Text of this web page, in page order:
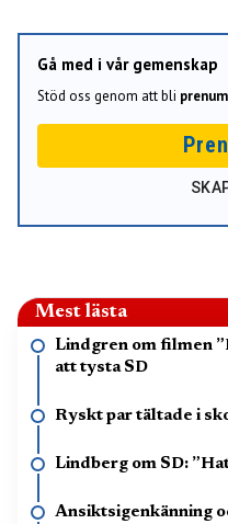
Gå med i vår gemenskap
Stöd oss genom att bli
Mest lästa
Lindgren om filmen
att tysta SD
Ryskt par tältade i
Lindberg om SD:
Ansiktsigenkänning